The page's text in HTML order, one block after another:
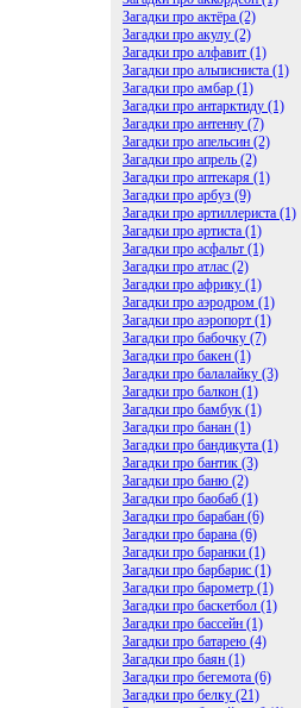
Загадки про актёра (2)
Загадки про акулу (2)
Загадки про алфавит (1)
Загадки про альписниста (1)
Загадки про амбар (1)
Загадки про антарктиду (1)
Загадки про антенну (7)
Загадки про апельсин (2)
Загадки про апрель (2)
Загадки про аптекаря (1)
Загадки про арбуз (9)
Загадки про артиллериста (1)
Загадки про артиста (1)
Загадки про асфальт (1)
Загадки про атлас (2)
Загадки про африку (1)
Загадки про аэродром (1)
Загадки про аэропорт (1)
Загадки про бабочку (7)
Загадки про бакен (1)
Загадки про балалайку (3)
Загадки про балкон (1)
Загадки про бамбук (1)
Загадки про банан (1)
Загадки про бандикута (1)
Загадки про бантик (3)
Загадки про баню (2)
Загадки про баобаб (1)
Загадки про барабан (6)
Загадки про барана (6)
Загадки про баранки (1)
Загадки про барбарис (1)
Загадки про барометр (1)
Загадки про баскетбол (1)
Загадки про бассейн (1)
Загадки про батарею (4)
Загадки про баян (1)
Загадки про бегемота (6)
Загадки про белку (21)